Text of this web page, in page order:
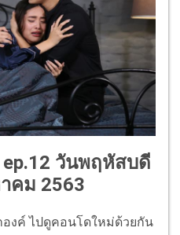
12 วันพฤหัสบดี
คม 2563
องค์ ไปดูคอนโดใหม่ด้วยกัน